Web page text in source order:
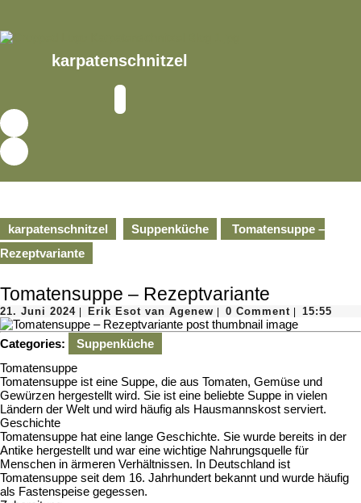
content
karpatenschnitzel
Button
karpatenschnitzel Suppenküche
Tomatensuppe –
Rezeptvariante
Tomatensuppe – Rezeptvariante
21. Juni 202421.
Juni
2024
Erik Esot van AgenewErik
Esot
van
0 Comment 15:55
Categories:
Suppenküche
Tomatensuppe
Tomatensuppe ist eine Suppe, die aus Tomaten, Gemüse und
Gewürzen hergestellt wird. Sie ist eine beliebte Suppe in vielen
Ländern der Welt und wird häufig als Hausmannskost serviert.
Geschichte
Tomatensuppe hat eine lange Geschichte. Sie wurde bereits in der
Antike hergestellt und war eine wichtige Nahrungsquelle für
Menschen in ärmeren Verhältnissen. In Deutschland ist
Tomatensuppe seit dem 16. Jahrhundert bekannt und wurde häufig
als Fastenspeise gegessen.